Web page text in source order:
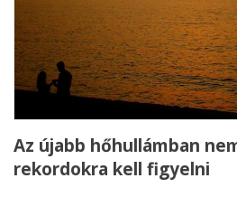
Az újabb hőhullámban
rekordokra kell figyelni